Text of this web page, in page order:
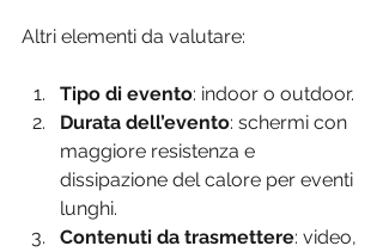
Altri elementi da valutare:
Tipo di evento: indoor o outdoor.
Durata dell’evento: schermi con
maggiore resistenza e
dissipazione del calore per eventi
lunghi.
Contenuti da trasmettere: video,